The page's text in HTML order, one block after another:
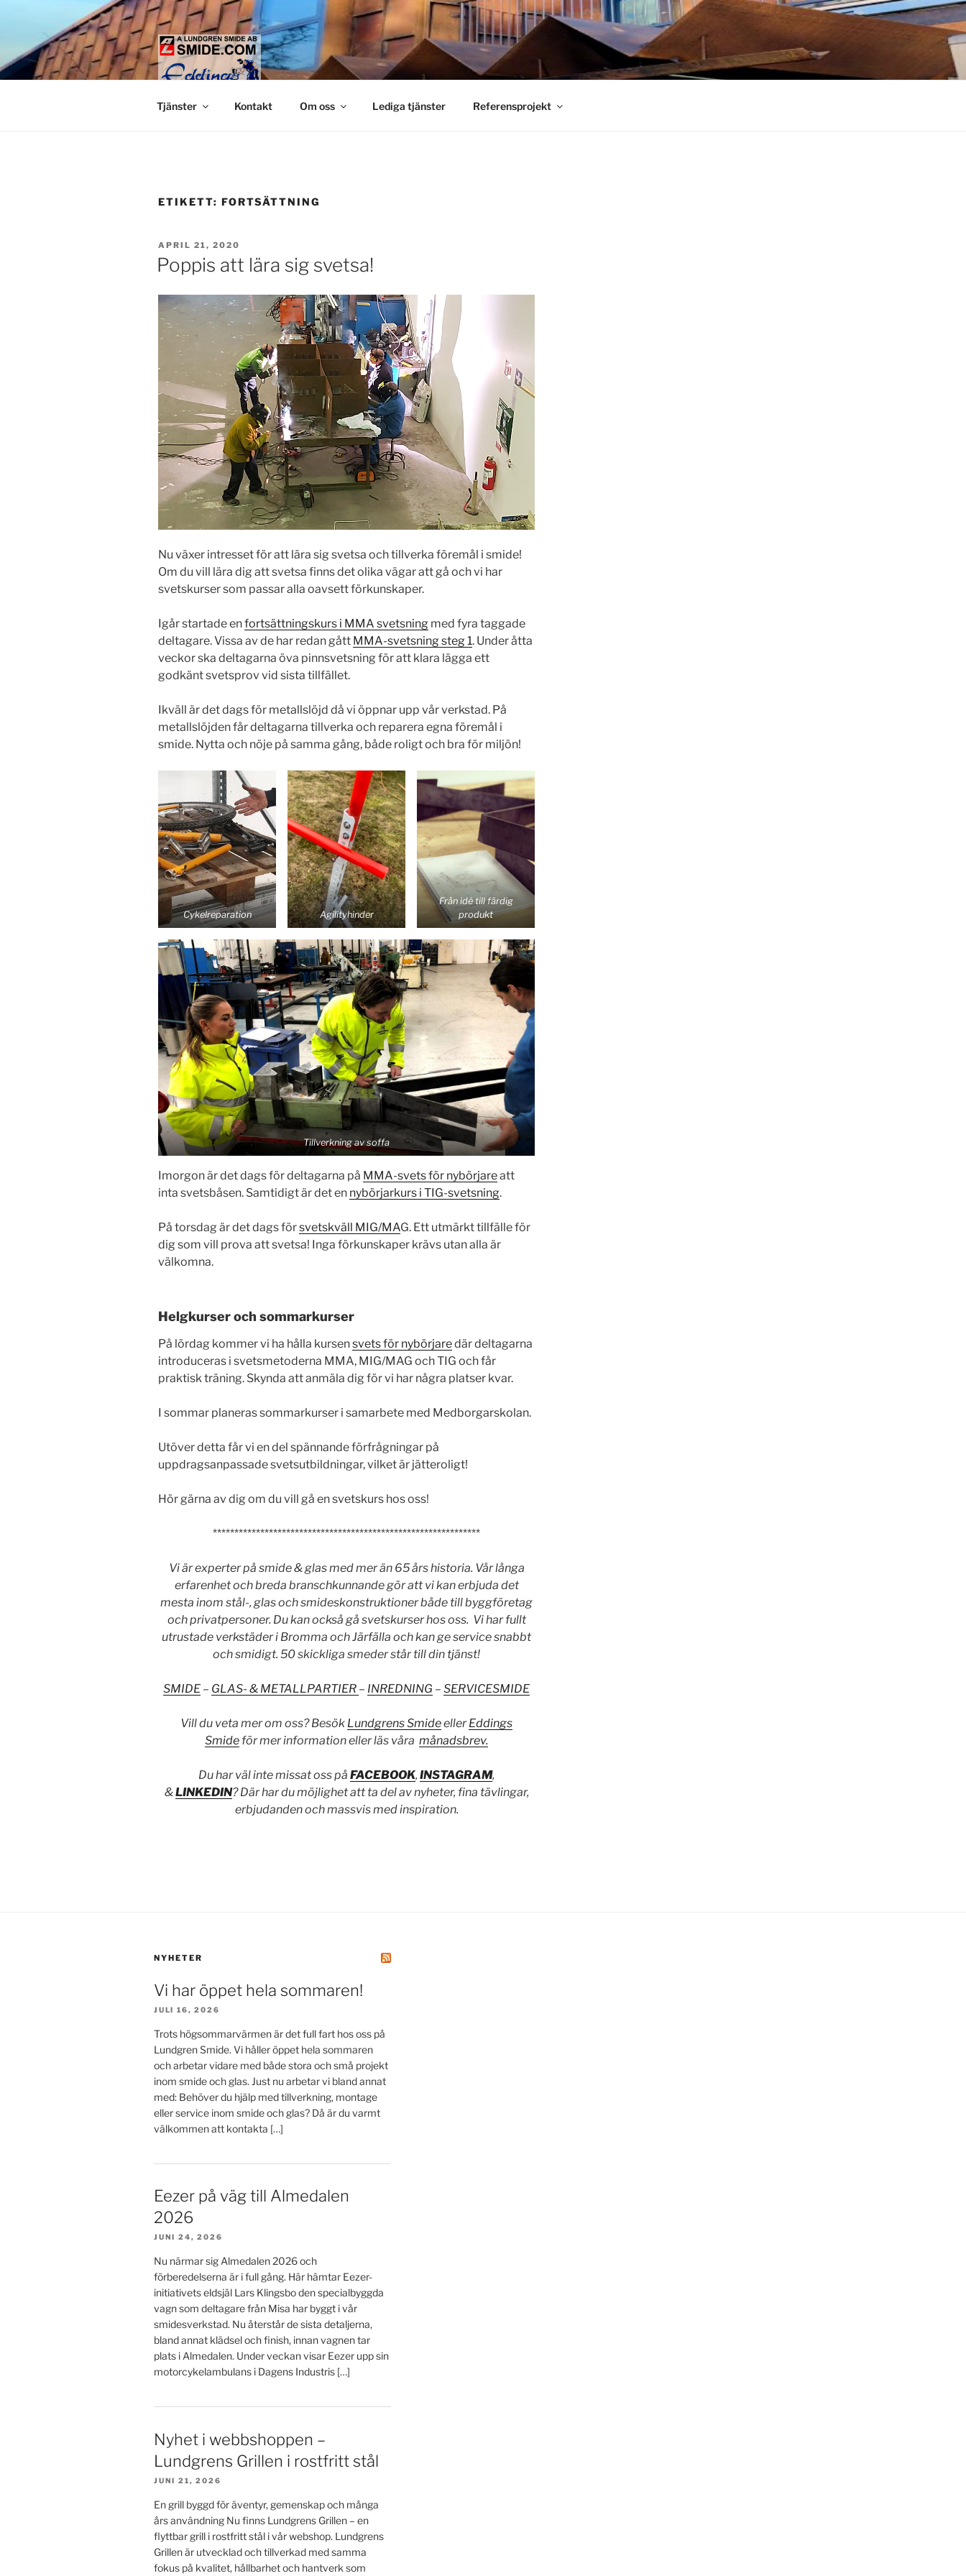
innehåll
LUNDGRENS SMIDE
Smide och glaspartier i Stockholm
Tjänster Kontakt Om oss Lediga tjänster Referensprojekt
ETIKETT: FORTSÄTTNING
PUBLICERAT
APRIL 21, 2020
Poppis att lära sig svetsa!
Nu växer intresset för att lära sig svetsa och tillverka föremål i smide!
Om du vill lära dig att svetsa finns det olika vägar att gå och vi har
svetskurser som passar alla oavsett förkunskaper.
Igår startade enfortsättningskurs i MMA svetsning med fyra taggade
deltagare. Vissa av de har redan gått MMA-svetsning steg 1. Under åtta
veckor ska deltagarna öva pinnsvetsning för att klara lägga ett
godkänt svetsprov vid sista tillfället.
Ikväll är det dags för metallslöjd då vi öppnar upp vår verkstad. På
metallslöjden får deltagarna tillverka och reparera egna föremål i
smide. Nytta och nöje på samma gång, både roligt och bra för miljön!
Cykelreparation Agilityhinder
Från idé till färdig
produkt
Tillverkning av soffa
Imorgon är det dags för deltagarna på MMA-svets för nybörjareatt
inta svetsbåsen. Samtidigt är det en nybörjarkurs i TIG-svetsning.
På torsdag är det dags försvetskväll MIG/MAG. Ett utmärkt tillfälle för
dig som vill prova att svetsa! Inga förkunskaper krävs utan alla är
välkomna.
Helgkurser och sommarkurser
På lördag kommer vi ha hålla kursensvets för nybörjaredär deltagarna
introduceras i svetsmetoderna MMA, MIG/MAG och TIG och får
praktisk träning. Skynda att anmäla dig för vi har några platser kvar.
I sommar planeras sommarkurser i samarbete med Medborgarskolan.
Utöver detta får vi en del spännande förfrågningar på
uppdragsanpassade svetsutbildningar, vilket är jätteroligt!
Hör gärna av dig om du vill gå en svetskurs hos oss!
**************************************************************
Vi är experter på smide & glas med mer än 65 års historia. Vår långa
erfarenhet och breda branschkunnande gör att vi kan erbjuda det
mesta inom stål-, glas och smideskonstruktioner både till byggföretag
och privatpersoner. Du kan också gå svetskurser hos oss. Vi har fullt
utrustade verkstäder i Bromma och Järfälla och kan ge service snabbt
och smidigt. 50 skickliga smeder står till din tjänst!
SMIDE – GLAS- & METALLPARTIER – INREDNING –SERVICESMIDE
Vill du veta mer om oss? Besök Lundgrens SmideellerEddings
Smide för mer information eller läs våramånadsbrev.
Du har väl inte missat oss påFACEBOOK,INSTAGRAM,
&LINKEDIN? Där har du möjlighet att ta del av nyheter, fina tävlingar,
erbjudanden och massvis med inspiration.
NYHETER
Vi har öppet hela sommaren!
JULI 16, 2026
Trots högsommarvärmen är det full fart hos oss på
Lundgren Smide. Vi håller öppet hela sommaren
och arbetar vidare med både stora och små projekt
inom smide och glas. Just nu arbetar vi bland annat
med: Behöver du hjälp med tillverkning, montage
eller service inom smide och glas? Då är du varmt
välkommen att kontakta […]
Eezer på väg till Almedalen
2026
JUNI 24, 2026
Nu närmar sig Almedalen 2026 och
förberedelserna är i full gång. Här hämtar Eezer-
initiativets eldsjäl Lars Klingsbo den specialbyggda
vagn som deltagare från Misa har byggt i vår
smidesverkstad. Nu återstår de sista detaljerna,
bland annat klädsel och finish, innan vagnen tar
plats i Almedalen. Under veckan visar Eezer upp sin
motorcykelambulans i Dagens Industris […]
Nyhet i webbshoppen –
Lundgrens Grillen i rostfritt stål
JUNI 21, 2026
En grill byggd för äventyr, gemenskap och många
års användning Nu finns Lundgrens Grillen – en
flyttbar grill i rostfritt stål i vår webshop. Lundgrens
Grillen är utvecklad och tillverkad med samma
fokus på kvalitet, hållbarhet och hantverk som